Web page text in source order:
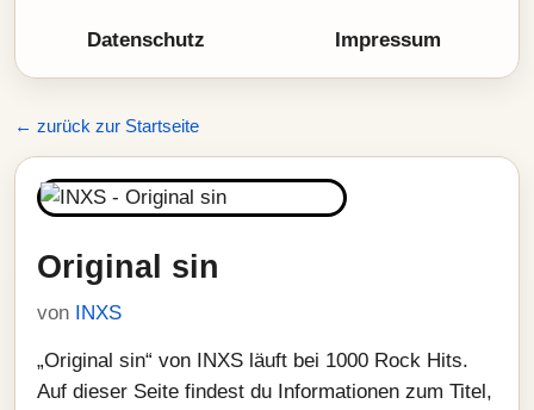
Datenschutz Impressum
← zurück zur Startseite
Original sin
von INXS
„Original sin“ von INXS läuft bei 1000 Rock Hits.
Auf dieser Seite findest du Informationen zum Titel,